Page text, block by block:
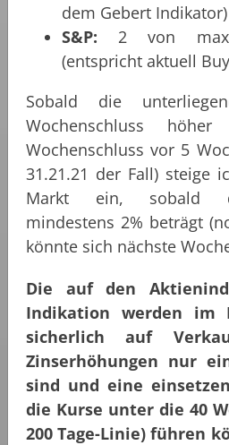
dem Gebert Indikator)
S&P: 2 von
(entspricht aktuell
Sobald die
Wochenschluss
Wochenschluss vor 5
31.21.21 der Fall) steige
Markt ein, sobald
mindestens 2% beträgt
könnte sich nächste
Die auf den
Indikation werden im
sicherlich auf
Zinserhöhungen nur
sind und eine
die Kurse unter die 40
200 Tage-Linie) führen